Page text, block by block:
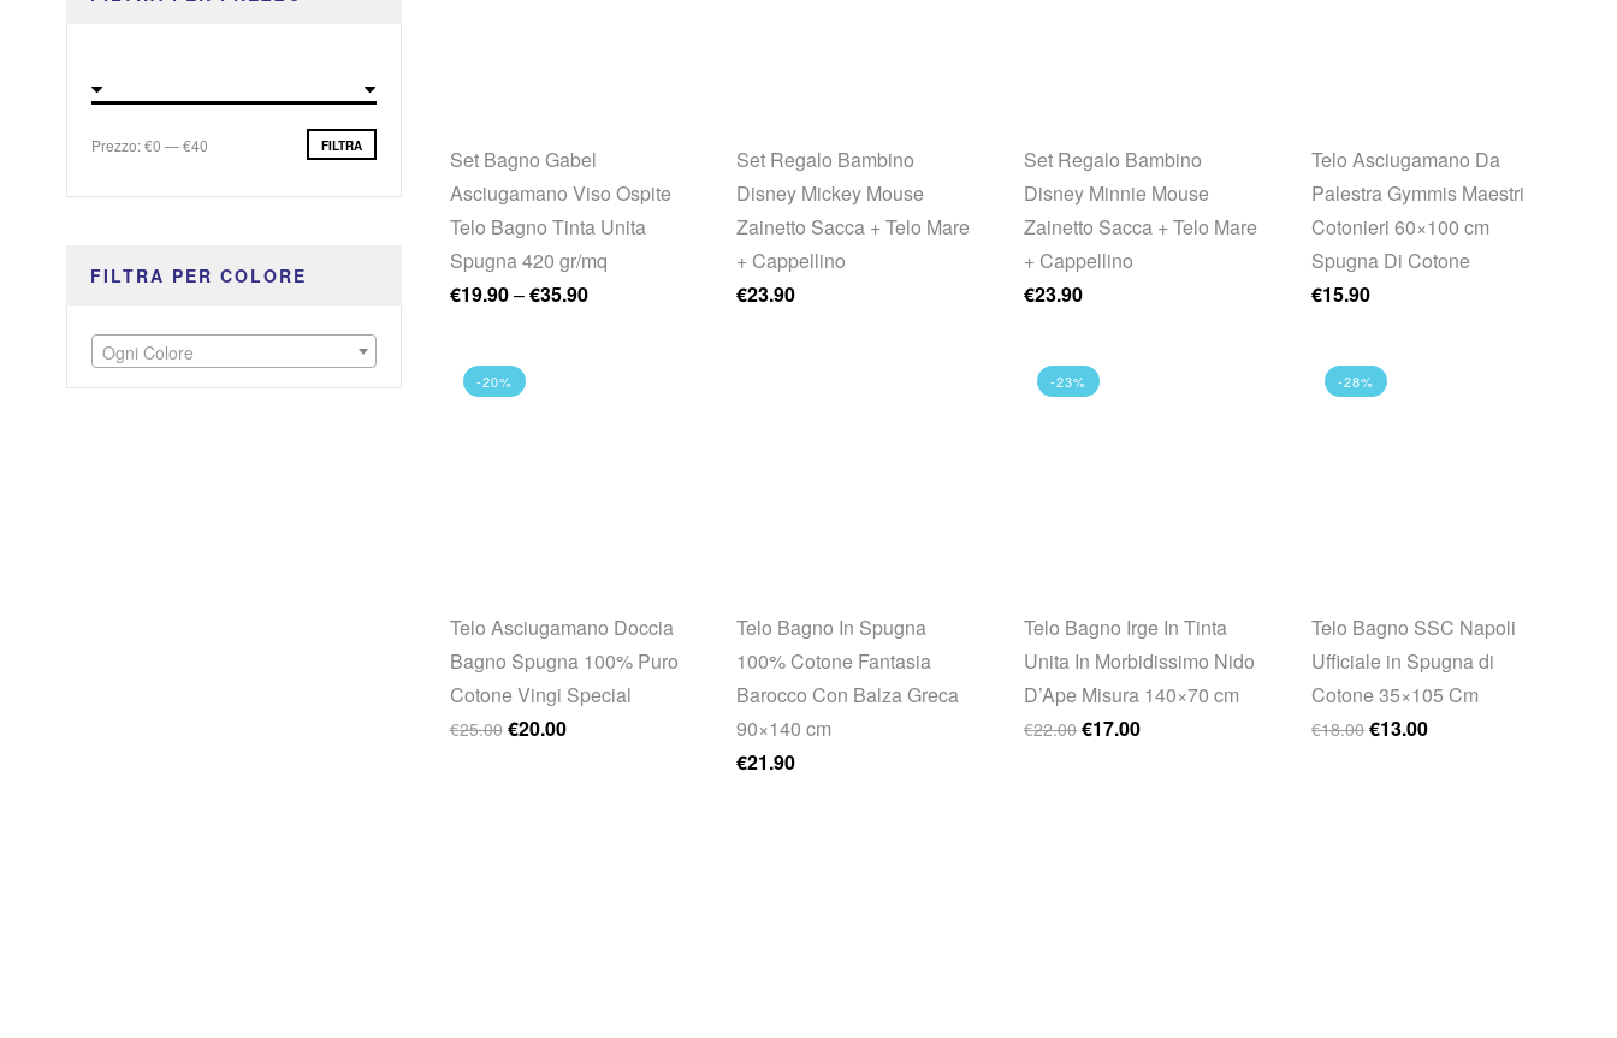
Set Bagno Gabel
Asciugamano Viso Ospite
Telo Bagno Tinta Unita
Spugna 420 gr/mq
€19.90–€35.90
Set Regalo Bambino
Disney Mickey Mouse
Zainetto Sacca + Telo Mare
+ Cappellino
€23.90
Set Regalo Bambino
Disney Minnie Mouse
Zainetto Sacca + Telo Mare
+ Cappellino
€23.90
Telo Asciugamano Da
Palestra Gymmis Maestri
Cotonieri 60×100 cm
Spugna Di Cotone
€15.90
-20%
Telo Asciugamano Doccia
Bagno Spugna 100% Puro
Cotone Vingi Special
€25.00 Il prezzo originale era: €25.00.
€20.00Il prezzo attuale è: €20.00.
Telo Bagno In Spugna
100% Cotone Fantasia
Barocco Con Balza Greca
90×140 cm
€21.90
-23%
Telo Bagno Irge In Tinta
Unita In Morbidissimo Nido
D’Ape Misura 140×70 cm
€22.00Il prezzo originale era: €22.00.
€17.00Il prezzo attuale è: €17.00.
-28%
Telo Bagno SSC Napoli
Ufficiale in Spugna di
Cotone 35×105 Cm
€18.00 Il prezzo originale era:
€13.00Il prezzo attuale è:
Prezzo Min
Prezzo Max FILTRA
Prezzo:€0 —€40
FILTRA PER COLORE
Ogni Colore